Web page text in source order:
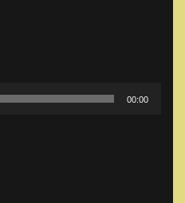
00:00